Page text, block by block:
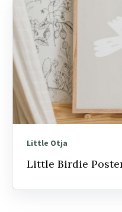
Little Otja
Little Birdie